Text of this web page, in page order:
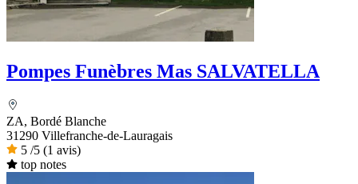
Pompes Funèbres Mas SALVATELLA
ZA, Bordé Blanche
31290 Villefranche-de-Lauragais
5 /5 (1 avis)
top notes